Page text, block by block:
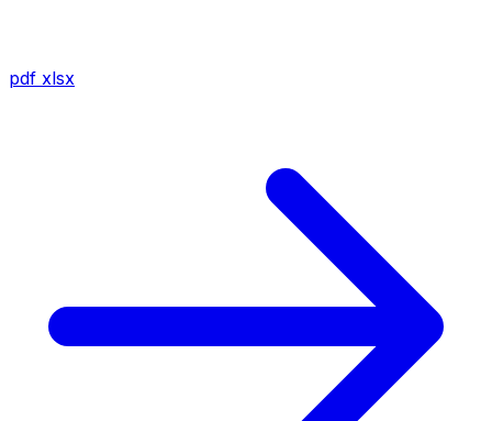
pdf xlsx